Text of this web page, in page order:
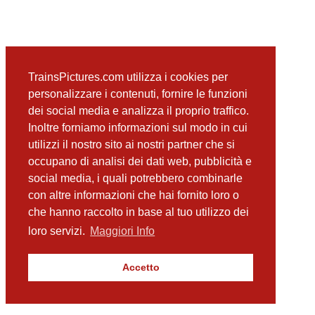
TrainsPictures.com utilizza i cookies per
personalizzare i contenuti, fornire le funzioni
dei social media e analizza il proprio traffico.
Inoltre forniamo informazioni sul modo in cui
utilizzi il nostro sito ai nostri partner che si
occupano di analisi dei dati web, pubblicità e
social media, i quali potrebbero combinarle
con altre informazioni che hai fornito loro o
che hanno raccolto in base al tuo utilizzo dei
loro servizi. Maggiori Info
Accetto